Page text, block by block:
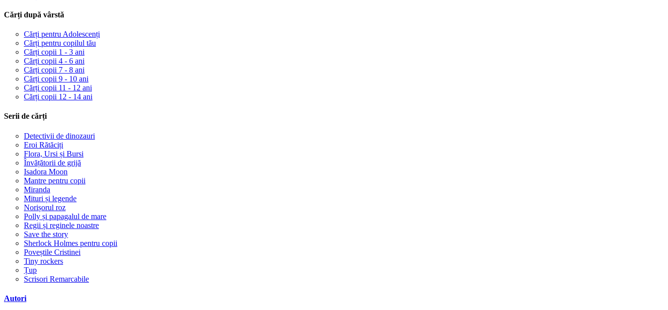
Cărți după vârstă
Cărți pentru Adolescenți
Cărți pentru copilul tău
Cărți copii 1 - 3 ani
Cărți copii 4 - 6 ani
Cărți copii 7 - 8 ani
Cărți copii 9 - 10 ani
Cărți copii 11 - 12 ani
Cărți copii 12 - 14 ani
Serii de cărți
Detectivii de dinozauri
Eroi Rătăciți
Flora, Ursi și Bursi
Învățătorii de grijă
Isadora Moon
Mantre pentru copii
Miranda
Mituri și legende
Norișorul roz
Polly și papagalul de mare
Regii și reginele noastre
Save the story
Sherlock Holmes pentru copii
Poveștile Cristinei
Tiny rockers
Țup
Scrisori Remarcabile
Autori